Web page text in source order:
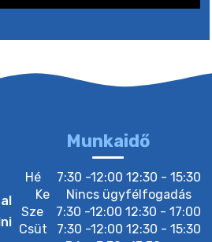
Munkaidő
Hé
7:30 -12:00 12:30 - 15:30
Ke
Nincs ügyfélfogadás
Sze
7:30 -12:00 12:30 - 17:00
Csüt
7:30 -12:00 12:30 - 15:30